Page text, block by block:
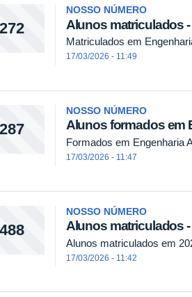
272
NOSSO NÚMERO
Alunos matriculados
Matriculados em
17/03/2026 - 11:49
287
NOSSO NÚMERO
Alunos formados em
Formados em Engenharia
17/03/2026 - 11:47
488
NOSSO NÚMERO
Alunos matriculados
Alunos matriculados em
17/03/2026 - 11:42